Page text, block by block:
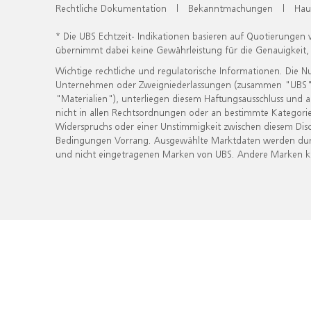
Rechtliche Dokumentation | Bekanntmachungen |
* Die UBS Echtzeit- Indikationen basieren auf
übernimmt dabei keine Gewährleistung für die
Wichtige rechtliche und regulatorische Informationen. Die
Unternehmen oder Zweigniederlassungen (zusammen
"Materialien"), unterliegen diesem Haftungsausschluss
nicht in allen Rechtsordnungen oder an bestimmte
Widerspruchs oder einer Unstimmigkeit zwischen diesem
Bedingungen Vorrang. Ausgewählte Marktdaten werden
und nicht eingetragenen Marken von UBS. Andere Marken